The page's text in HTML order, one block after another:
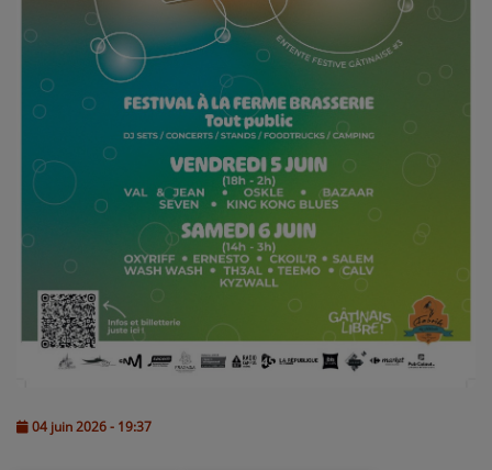
MIXTAPE ADDICT RADIO SHOW
"SI ON CHANTAIT", L'ÉMISSION
SONS 2 DARONS
La Radio
EQUIPE
INTERVIEW
04 juin 2026 - 19:37